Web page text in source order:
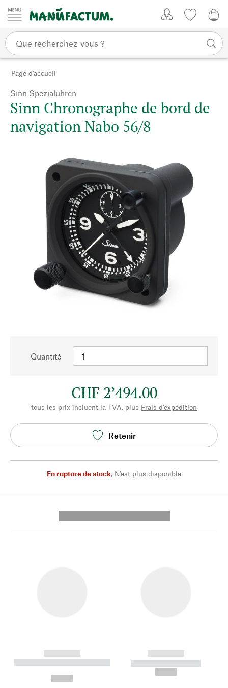
Passer au contenu
Page d'accueil
Sinn Spezialuhren
Sinn Chronographe de bord de
navigation Nabo 56/8
Quantité
CHF 2’494.00
tous les prix incluent la TVA, plus Frais d'expédition
Retenir
En rupture de stock, N'est plus disponible
------------
----------- ----------- --------
------------
----------- -----------